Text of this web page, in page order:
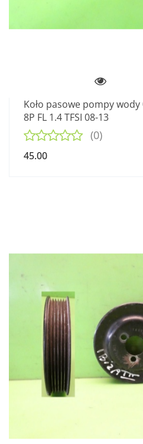
Koło pasowe pompy wody
8P FL 1.4 TFSI 08-13
(0)
45.00